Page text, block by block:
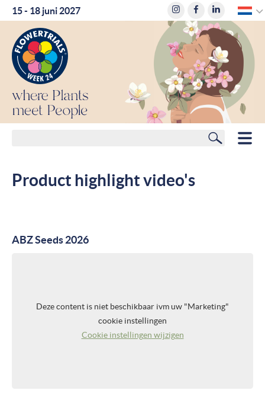
15 - 18 juni 2027
HOTELS
NIEUWSBRIEF
where
Plants
meet
People
Product highlight video's
ABZ Seeds 2026
Deze content is niet beschikbaar ivm uw "Marketing"
cookie instellingen
Cookie instellingen wijzigen